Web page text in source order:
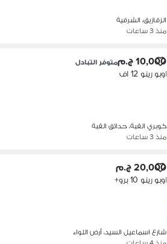
الزقازيق، الشرقية
منذ 3 ساعات
10,000 ج.م متوفر التبادل
اوبو رينو 12 اف
كوبري القبة، حدائق القبة
منذ 3 ساعات
20,000 ج.م
اوبو رينو 10 برو+
شارع اسماعيل السيد، أرض اللواء